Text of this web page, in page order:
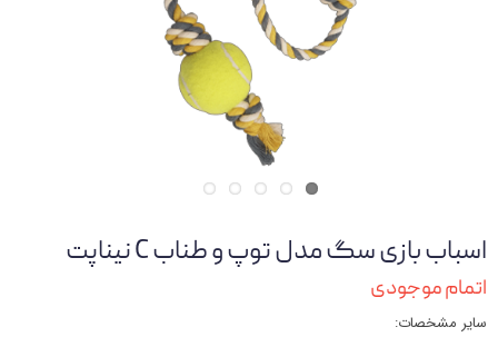
اسباب بازی سگ مدل توپ و طناب C نیناپت
اتمام موجودی
سایر مشخصات: